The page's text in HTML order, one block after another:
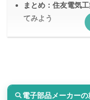
まとめ：住友電気
てみよう
電子部品メーカー